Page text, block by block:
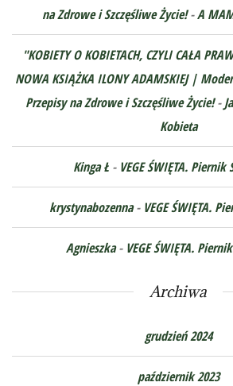
na Zdrowe i Szczęśliwe Życie!-A
"KOBIETY O KOBIETACH, CZYLI CAŁA
NOWA KSIĄŻKA ILONY ADAMSKIEJ |
Przepisy na Zdrowe i Szczęśliwe Życie!-
Kobieta
Kinga Ł- VEGE ŚWIĘTA. Piernik
krystynabozenna- VEGE ŚWIĘTA.
Agnieszka- VEGE ŚWIĘTA.
Archiwa
grudzień 2024
październik 2023